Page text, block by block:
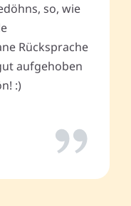
so, wie
Rücksprache
aufgehoben
:)